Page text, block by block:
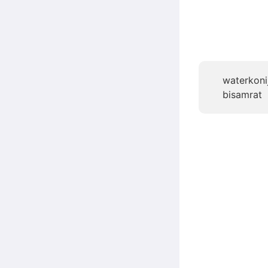
bisamrat